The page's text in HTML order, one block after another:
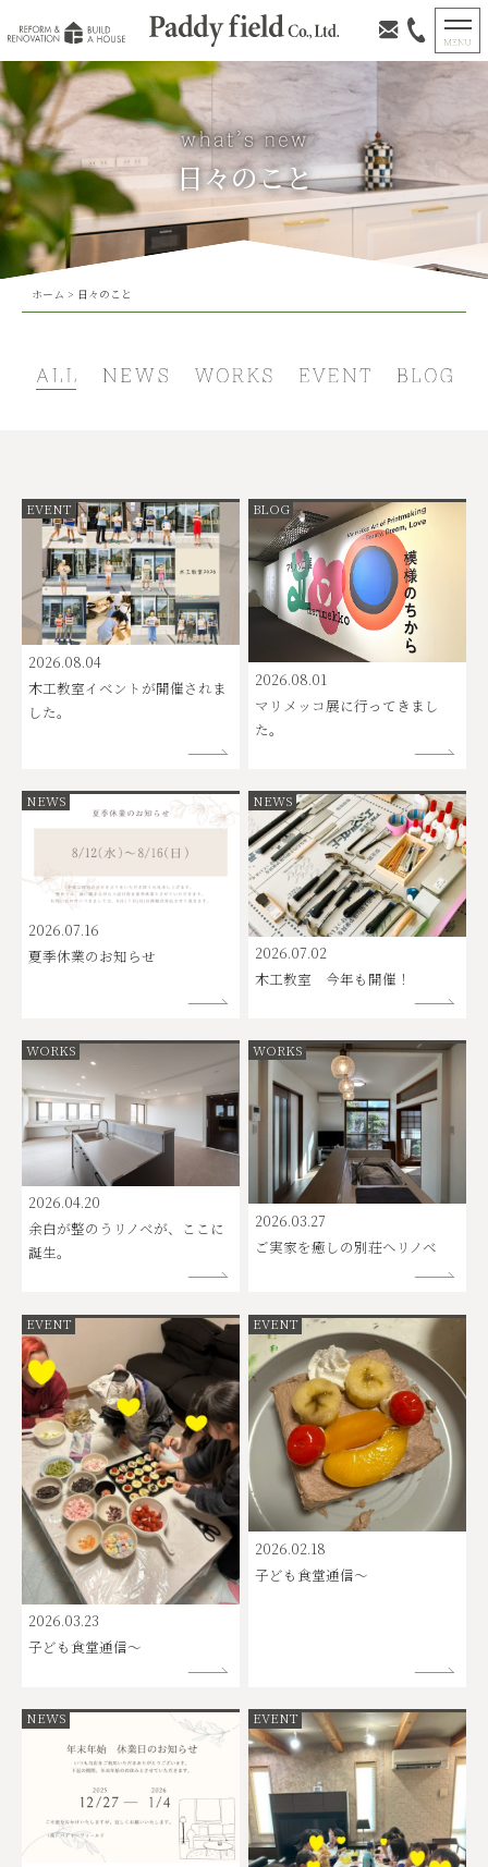
日々のこと
ホーム > 日々のこと
EVENT
2026.08.04
木工教室イベントが開催されま
した。
BLOG
2026.08.01
マリメッコ展に行ってきまし
た。
NEWS
2026.07.16
夏季休業のお知らせ
NEWS
2026.07.02
木工教室 今年も開催！
WORKS
2026.04.20
余白が整のうリノベが、ここに
誕生。
WORKS
2026.03.27
ご実家を癒しの別荘へリノベ
EVENT
2026.03.23
子ども食堂通信～
EVENT
2026.02.18
子ども食堂通信～
NEWS EVENT